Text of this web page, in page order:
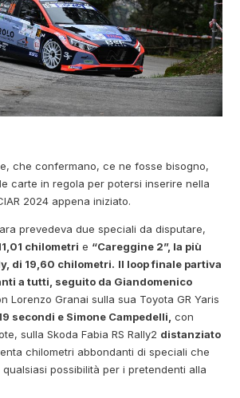
che confermano, ce ne fosse bisogno,
carte in regola per potersi inserire nella
2024 appena iniziato.
prevedeva due speciali da disputare,
chilometri e “Careggine 2”, la più
di 19,60 chilometri. Il loop finale partiva
a tutti, seguito da Giandomenico
Lorenzo Granai sulla sua Toyota GR Yaris
secondi e Simone Campedelli, con
sulla Skoda Fabia RS Rally2 distanziato
chilometri abbondanti di speciali che
possibilità per i pretendenti alla